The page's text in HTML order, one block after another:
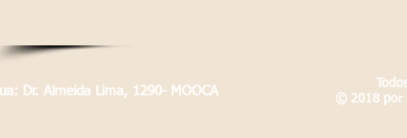
Dr. Almeida Lima, 1290- MOOCA
© 2018 por